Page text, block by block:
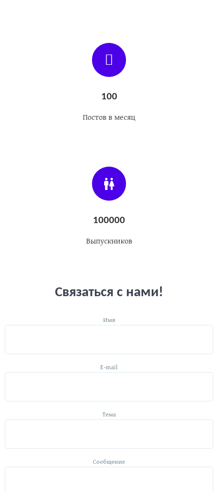
100
Постов в месяц
100000
Выпускников
Связаться с нами!
Имя
E-mail
Тема
Сообщение